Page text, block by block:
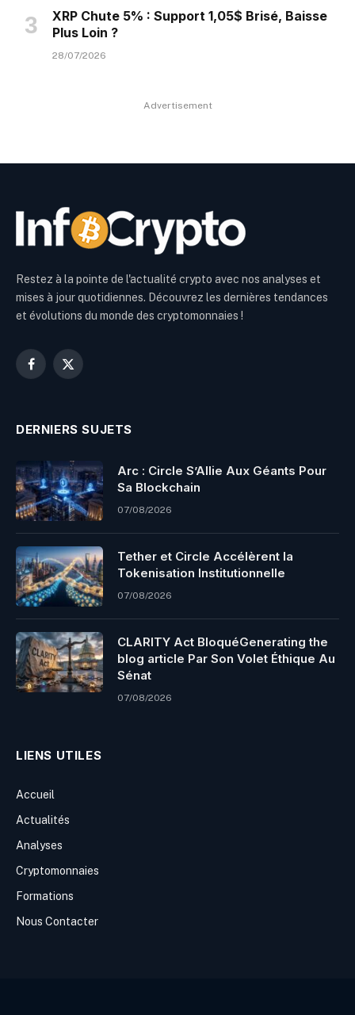
XRP Chute 5% : Support 1,05$ Brisé, Baisse
Plus Loin ?
28/07/2026
Advertisement
Restez à la pointe de l'actualité crypto avec nos analyses et
mises à jour quotidiennes. Découvrez les dernières tendances
et évolutions du monde des cryptomonnaies !
Facebook
X
DERNIERS SUJETS
Arc : Circle S’Allie Aux Géants Pour
Sa Blockchain
07/08/2026
Tether et Circle Accélèrent la
Tokenisation Institutionnelle
07/08/2026
CLARITY Act BloquéGenerating the
blog article Par Son Volet Éthique Au
Sénat
07/08/2026
LIENS UTILES
Accueil
Actualités
Analyses
Cryptomonnaies
Formations
Nous Contacter